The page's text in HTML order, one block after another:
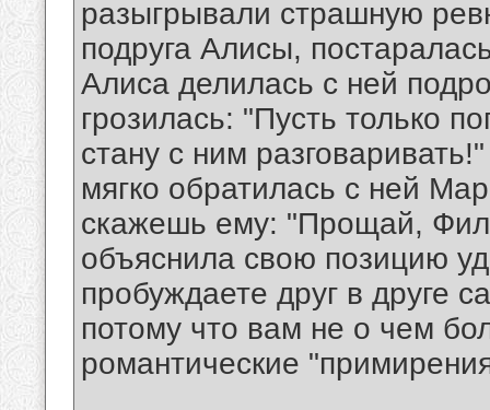
разыгрывали страшную
подруга Алисы,
Алиса делилась с ней
грозилась: "Пусть только
стану с ним
мягко обратилась с ней
скажешь ему: "Прощай,
объяснила свою позицию
пробуждаете друг в друге
потому что вам не о чем
романтические